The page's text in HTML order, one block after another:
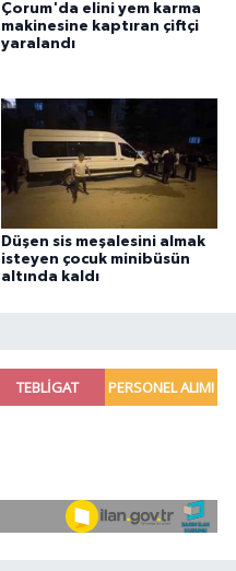
Çorum'da elini yem karma
makinesine kaptıran çiftçi
yaralandı
Düşen sis meşalesini almak
isteyen çocuk minibüsün
altında kaldı